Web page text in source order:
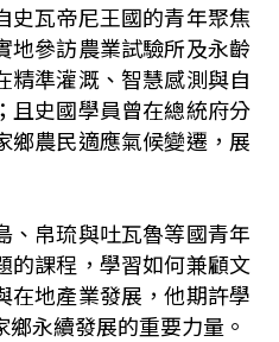
史瓦帝尼王國的青年聚焦
地參訪農業試驗所及永齡
精準灌溉、智慧感測與自
且史國學員曾在總統府分
鄉農民適應氣候變遷，展
、帛琉與吐瓦魯等國青年
的課程，學習如何兼顧文
在地產業發展，他期許學
永續發展的重要力量。